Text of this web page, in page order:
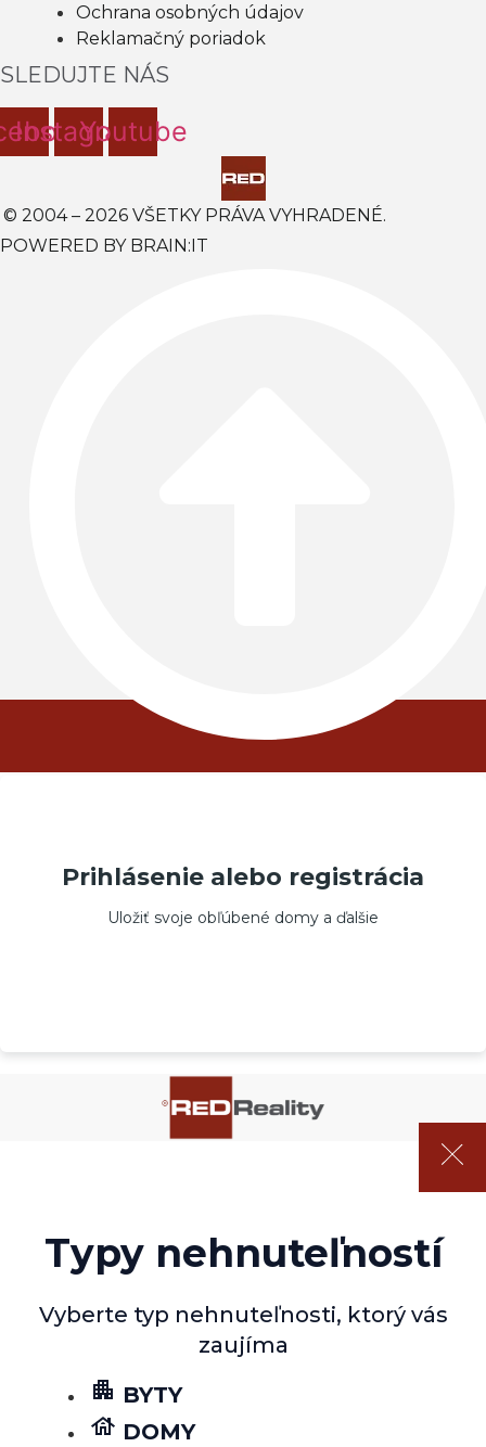
Ochrana osobných údajov
Reklamačný poriadok
SLEDUJTE NÁS
Instagram
Youtube
© 2004 – 2026 VŠETKY PRÁVA VYHRADENÉ.
POWERED BY BRAIN:IT
Prihlásenie alebo registrácia
Uložiť svoje obľúbené domy a ďalšie
Typy nehnuteľností
Vyberte typ nehnuteľnosti, ktorý vás
zaujíma
BYTY
DOMY